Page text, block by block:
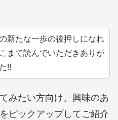
新たな一歩の後押しになれ
まで読んでいただきありが
!!
みたい方向け、興味のあ
ピックアップしてご紹介